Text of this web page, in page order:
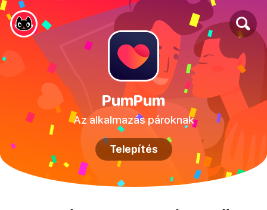
PumPum
Az alkalmazás pároknak
Telepítés